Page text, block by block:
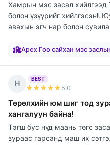
Хамрын мэс засал хийлгээд 10 дахь
болон үзүүрийг хийлгэсэн!! Юуны өмнө, эндхийн хүлээн
авахын эгч нар болон
Apex Гоо сайхан мэс
Н
BEST
★★★★★ 5.0
Төрөлхийн юм шиг тод
хангалуун байна!
Тэгш бус нүд маань төгс
зураас гарсанд маш их